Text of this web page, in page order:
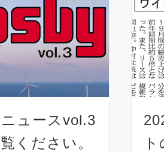
ュースvol.3
ください。